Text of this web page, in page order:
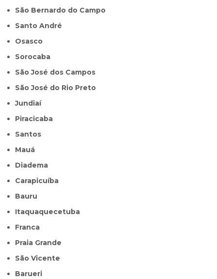
São Bernardo do Campo
Santo André
Osasco
Sorocaba
São José dos Campos
São José do Rio Preto
Jundiaí
Piracicaba
Santos
Mauá
Diadema
Carapicuíba
Bauru
Itaquaquecetuba
Franca
Praia Grande
São Vicente
Barueri